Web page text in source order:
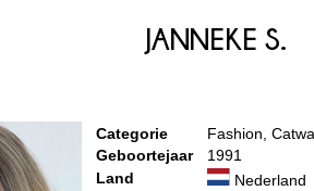
Janneke S.
Categorie
Fashion,
Geboortejaar
1991
Land
Nederland